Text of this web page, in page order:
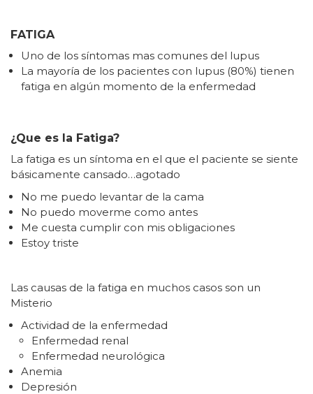
FATIGA
Uno de los síntomas mas comunes del lupus
La mayoría de los pacientes con lupus (80%) tienen
fatiga en algún momento de la enfermedad
¿Que es la Fatiga?
La fatiga es un síntoma en el que el paciente se siente
básicamente cansado…agotado
No me puedo levantar de la cama
No puedo moverme como antes
Me cuesta cumplir con mis obligaciones
Estoy triste
Las causas de la fatiga en muchos casos son un
Misterio
Actividad de la enfermedad
Enfermedad renal
Enfermedad neurológica
Anemia
Depresión